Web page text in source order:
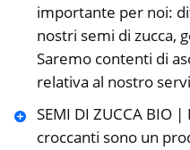
importante per noi:
nostri semi di zucca,
Saremo contenti di
relativa al nostro
SEMI DI ZUCCA BIO
croccanti sono un